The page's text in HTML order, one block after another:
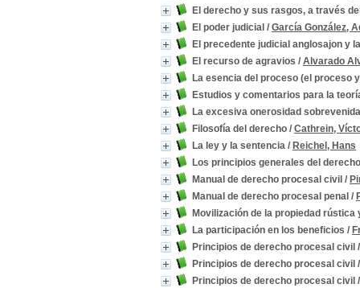
El derecho y sus rasgos, a través
El poder judicial / García González,
El precedente judicial anglosajon y
El recurso de agravios / Alvarado
La esencia del proceso (el proceso
Estudios y comentarios para la
La excesiva onerosidad
Filosofía del derecho / Cathrein,
La ley y la sentencia / Reichel, Hans
Los principios generales del
Manual de derecho procesal civil /
Manual de derecho procesal penal /
Movilización de la propiedad rústica
La participación en los beneficios /
Principios de derecho procesal civil
Principios de derecho procesal civil
Principios de derecho procesal civil